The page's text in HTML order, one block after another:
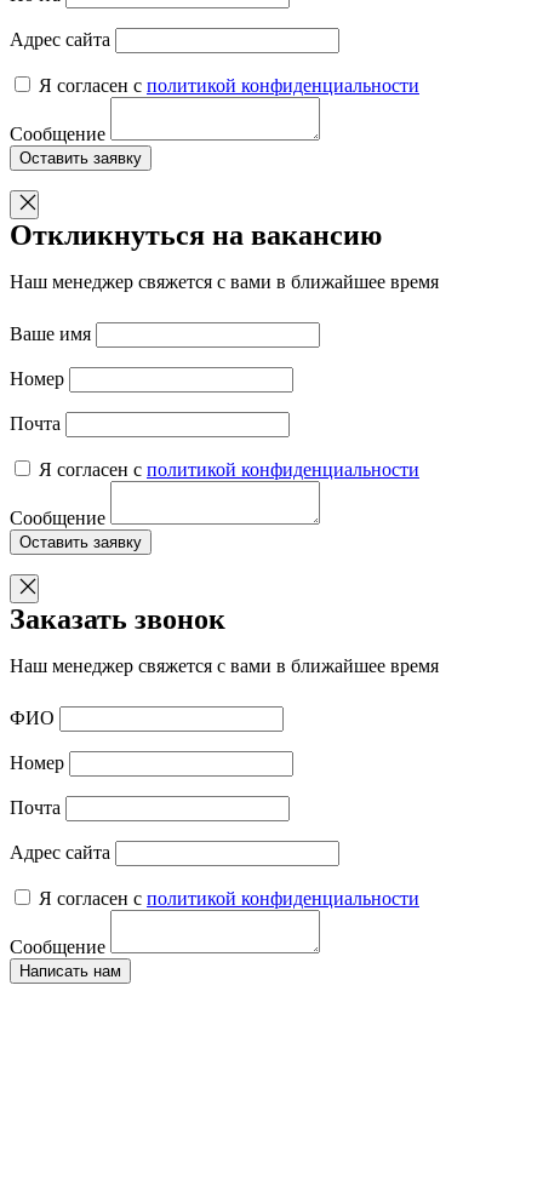
Адрес сайта
Я согласен с политикой конфиденциальности
Сообщение
Оставить заявку
Откликнуться на вакансию
Наш менеджер свяжется с вами в ближайшее время
Ваше имя
Номер
Почта
Я согласен с политикой конфиденциальности
Сообщение
Оставить заявку
Заказать звонок
Наш менеджер свяжется с вами в ближайшее время
ФИО
Номер
Почта
Адрес сайта
Я согласен с политикой конфиденциальности
Сообщение
Написать нам